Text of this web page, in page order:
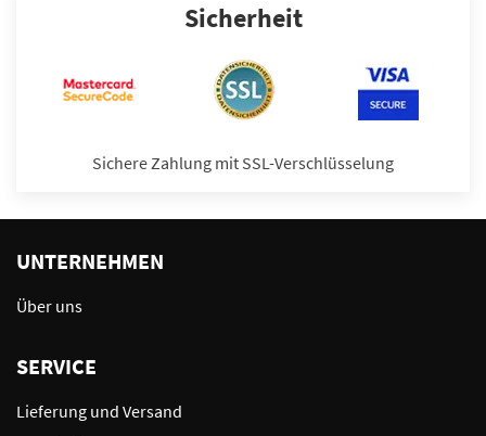
Sicherheit
Sichere Zahlung mit SSL-Verschlüsselung
UNTERNEHMEN
Über uns
SERVICE
Lieferung und Versand